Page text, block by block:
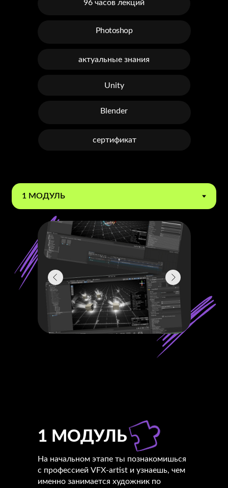
96 часов лекций
актуальные знания
полный цикл создания эффектов
Photoshop
Blender
Unity
сертификат
На начальном этапе ты познакомишься
с профессией VFX-artist и узнаешь, чем
именно занимается художник по
1 МОДУЛЬ